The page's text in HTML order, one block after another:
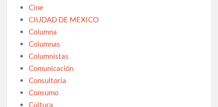
Cine
CIUDAD DE MEXICO
Columna
Columnas
Columnistas
Comunicación
Consultoría
Consumo
Cultura